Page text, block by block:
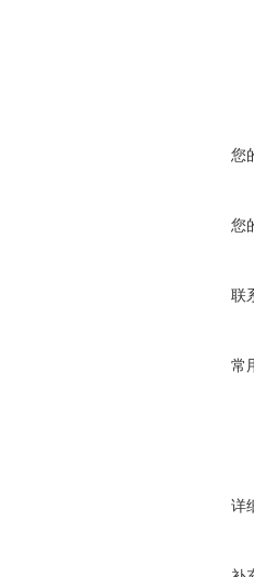
您
您
联
常
详